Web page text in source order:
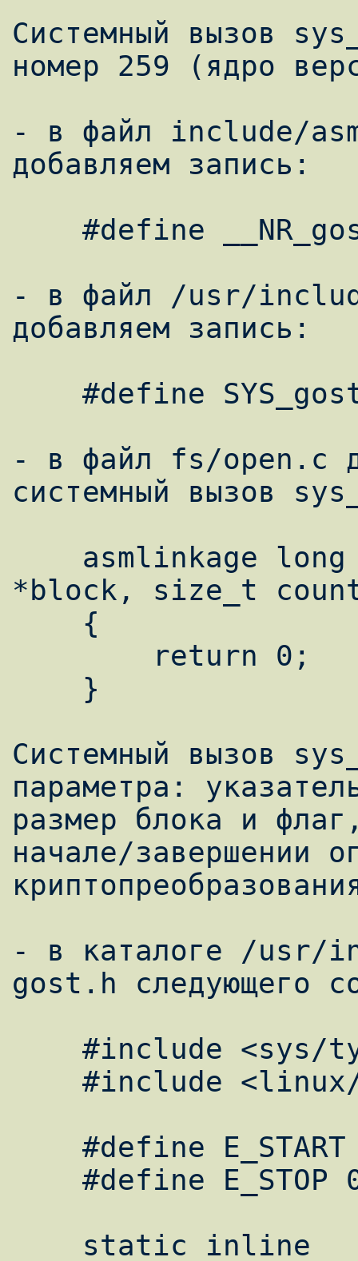
Системный вызов
номер 259 (ядро
- в файл include/
добавляем запись:
- в файл /usr/
добавляем запись:
- в файл fs/open.c
системный вызов
*block, size_t
Системный вызов
параметра:
размер блока и
начале/завершении
- в каталоге /usr/
gost.h следующего